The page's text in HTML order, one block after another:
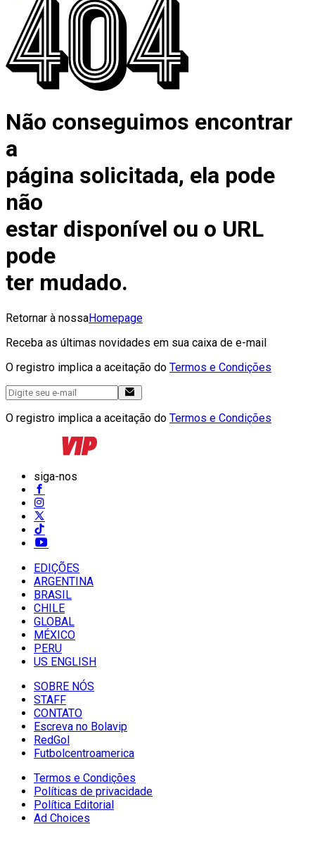
Não conseguimos encontrar
a
página solicitada, ela pode
não
estar disponível ou o URL
pode
ter mudado.
Retornar à nossaHomepage
Receba as últimas novidades em sua caixa de e-mail
O registro implica a aceitação do Termos e Condições
O registro implica a aceitação do Termos e Condições
siga-nos
EDIÇÕES
ARGENTINA
BRASIL
CHILE
GLOBAL
MÉXICO
PERU
US ENGLISH
SOBRE NÓS
STAFF
CONTATO
Escreva no Bolavip
RedGol
Futbolcentroamerica
Termos e Condições
Políticas de privacidade
Política Editorial
Ad Choices